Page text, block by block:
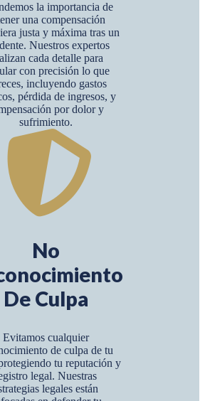
la importancia de
una compensación
justa y máxima tras un
Nuestros expertos
cada detalle para
con precisión lo que
incluyendo gastos
pérdida de ingresos, y
por dolor y
sufrimiento.
No
De Culpa
Evitamos cualquier
de culpa de tu
tu reputación y
legal. Nuestras
legales están